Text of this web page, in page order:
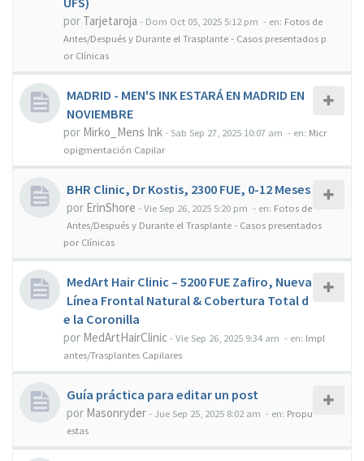
por Tarjetaroja - Dom Oct 05, 2025 5:12 pm - en: Fotos de
Antes/Después y Durante el Trasplante - Casos presentados p
or Clínicas
MADRID - MEN'S INK ESTARÁ EN MADRID EN
NOVIEMBRE
por Mirko_Mens Ink- Sab Sep 27, 2025 10:07 am - en: Micr
opigmentación Capilar
BHR Clinic, Dr Kostis, 2300 FUE, 0-12 Meses
por ErinShore -Vie Sep 26, 2025 5:20 pm - en: Fotos de
Antes/Después y Durante el Trasplante - Casos presentados
por Clínicas
MedArt Hair Clinic – 5200 FUE Zafiro, Nueva
Línea Frontal Natural & Cobertura Total d
e la Coronilla
por MedArtHairClinic-Vie Sep 26, 2025 9:34 am - en: Impl
antes/Trasplantes Capilares
Guía práctica para editar un post
por Masonryder-Jue Sep 25, 2025 8:02 am - en: Propu
estas